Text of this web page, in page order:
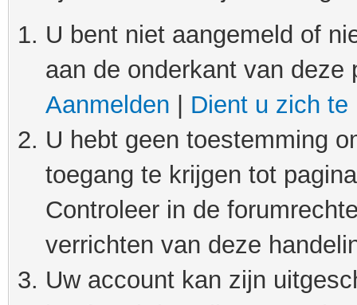
U bent niet aangemeld of
aan de onderkant van
Aanmelden
Dient u zich te
U hebt geen toestemming
toegang te krijgen tot
Controleer in de
verrichten van deze
Uw account kan zijn